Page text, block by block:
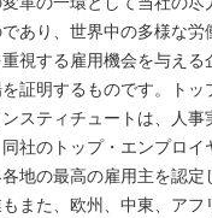
革の一環として当社の尽
あり、世界中の多様な労
視する雇用機会を与える
証明するものです。トッ
スティチュートは、人事
社のトップ・エンプロイ
地の最高の雇用主を認定
また、欧州、中東、アフ